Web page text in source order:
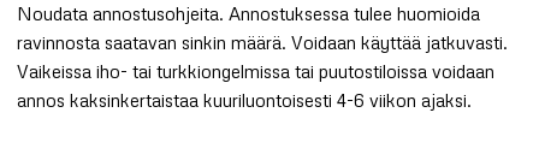
Noudata annostusohjeita. Annostuksessa tulee huomioida
ravinnosta saatavan sinkin määrä. Voidaan käyttää jatkuvasti.
Vaikeissa iho- tai turkkiongelmissa tai puutostiloissa voidaan
annos kaksinkertaistaa kuuriluontoisesti 4-6 viikon ajaksi.